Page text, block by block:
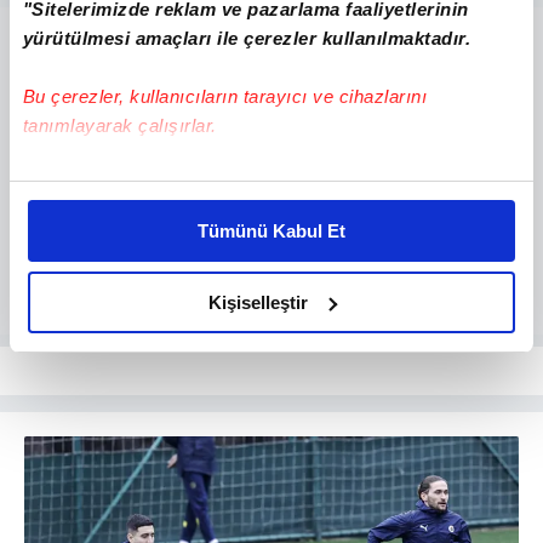
"Sitelerimizde reklam ve pazarlama faaliyetlerinin
yürütülmesi amaçları ile çerezler kullanılmaktadır.
Bu çerezler, kullanıcıların tarayıcı ve cihazlarını
tanımlayarak çalışırlar.
Bu çerezlere izin vermeniz halinde sizlere özel
daha iyi reklam deneyimi yaşatabiliriz. Bunu yaparken
amacımızın size daha iyi bir reklam deneyimi sunmak
olduğunu ve sizlere en iyi içerikleri sunabilmek adına
elimizden gelen çabayı gösterdiğimizi ve bu noktada,
reklamların maliyetlerimizi karşılamak noktasında tek gelir
Her halükârda, kullanıcılar, bu çerezlere izin vermedikleri
takdirde, kullanıcılara hedefli reklamlar
gösterilmeyecektir."
Tümünü Kabul Et
Kişiselleştir